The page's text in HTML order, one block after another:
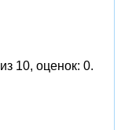
из 10, оценок: 0.